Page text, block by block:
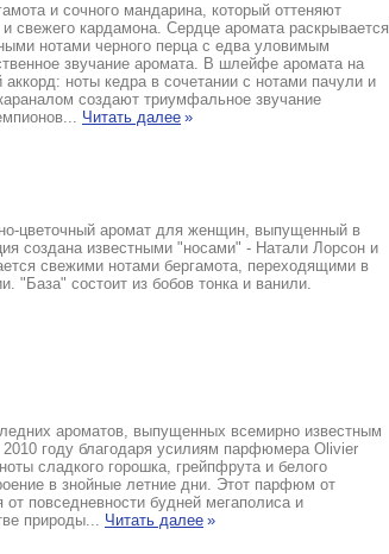
и сочного мандарина, который оттеняют
свежего кардамона. Сердце аромата раскрывается
нотами черного перца с едва уловимым
звучание аромата. В шлейфе аромата на
ноты кедра в сочетании с нотами пачули и
создают триумфальное звучание
Читать далее »
цветочный аромат для женщин, выпущенный в
создана известными "носами" - Натали Лорсон и
свежими нотами бергамота, переходящими в
"База" состоит из бобов тонка и ванили.
ароматов, выпущенных всемирно известным
году благодаря усилиям парфюмера Olivier
сладкого горошка, грейпфрута и белого
в знойные летние дни. Этот парфюм от
повседневности будней мегаполиса и
природы... Читать далее »